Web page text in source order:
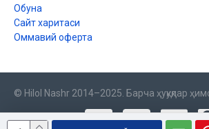
Обуна
Сайт харитаси
Оммавий оферта
© Hilol Nashr 2014–2025. Барча ҳуқуқлар